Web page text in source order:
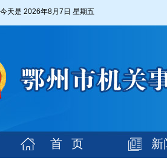
今天是 2026年8月7日 星期五
首 页 新